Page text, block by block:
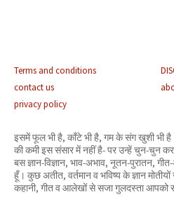
Terms and conditions
contact us
privacy policy
इसमें फूल भी है, काँटे भी है, गम के संग खुशी भी
की कमी इस संसार में नहीं है- पर उन्हें चुन-चुन कर
बस ज्ञान-विज्ञान, भाव-अभाव, नूतन-पुरातन,
हूँ। कुछ अतीत, वर्तमान व भविष्य के ज्ञान
कहानी, गीत व आलेखों से सजा गुलदस्ता आपको